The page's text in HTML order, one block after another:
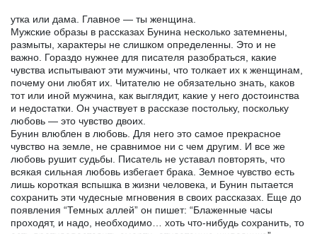
утка или дама. Главное — ты женщина.
Мужские образы в рассказах Бунина несколько затемнены,
размыты, характеры не слишком определенны. Это и не
важно. Гораздо нужнее для писателя разобраться, какие
чувства испытывают эти мужчины, что толкает их к женщинам,
почему они любят их. Читателю не обязательно знать, каков
тот или иной мужчина, как выглядит, какие у него достоинства
и недостатки. Он участвует в рассказе постольку, поскольку
любовь — это чувство двоих.
Бунин влюблен в любовь. Для него это самое прекрасное
чувство на земле, не сравнимое ни с чем другим. И все же
любовь рушит судьбы. Писатель не уставал повторять, что
всякая сильная любовь избегает брака. Земное чувство есть
лишь короткая вспышка в жизни человека, и Бунин пытается
сохранить эти чудесные мгновения в своих рассказах. Еще до
появления “Темных аллей” он пишет: “Блаженные часы
проходят, и надо, необходимо… хоть что-нибудь сохранить, то